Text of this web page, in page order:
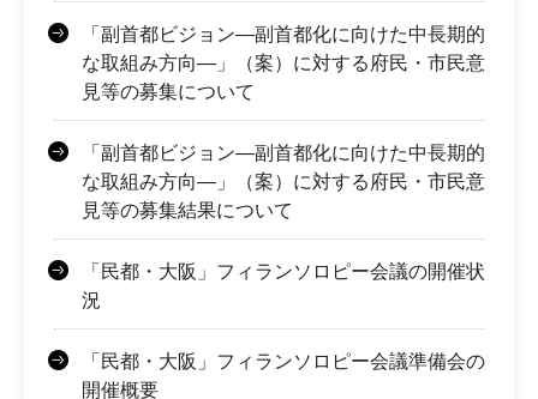
「副首都ビジョン―副首都化に向けた中長期的
な取組み方向―」（案）に対する府民・市民意
見等の募集について
「副首都ビジョン―副首都化に向けた中長期的
な取組み方向―」（案）に対する府民・市民意
見等の募集結果について
「民都・大阪」フィランソロピー会議の開催状
況
「民都・大阪」フィランソロピー会議準備会の
開催概要